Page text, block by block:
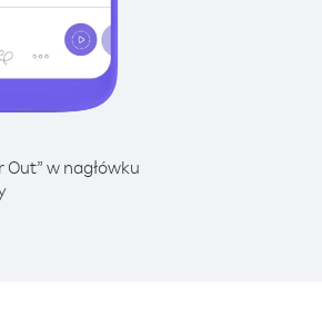
w nagłówku